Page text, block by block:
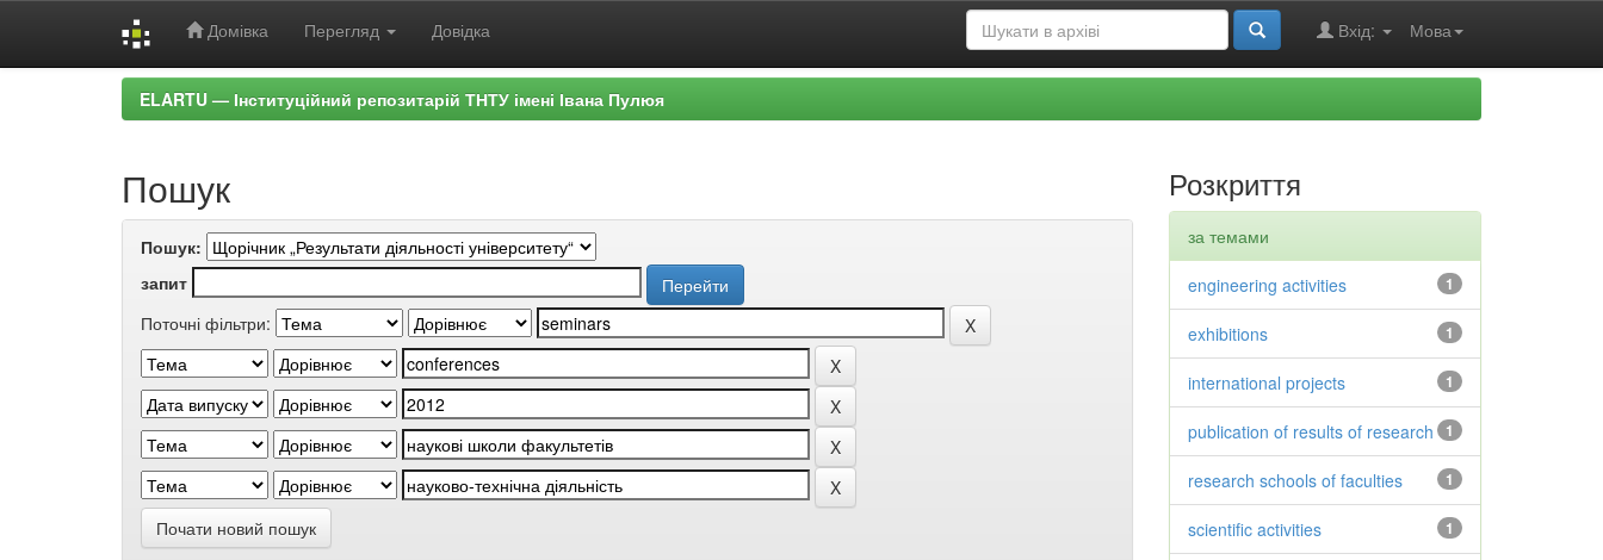
Домівка Перегляд Довідка Мова
Вхід:
ELARTU — Інституційний репозитарій ТНТУ імені Івана Пулюя
Пошук
Пошук:
запит
Поточні фільтри:
Почати новий пошук
Розкриття
за темами
1
engineering activities
1
exhibitions
1
international projects
1
publication of results of research
1
research schools of faculties
1
scientific activities